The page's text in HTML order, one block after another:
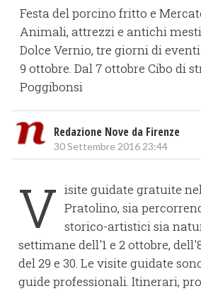
Festa del porcino fritto e
Animali, attrezzi e antichi
Dolce Vernio, tre giorni di
9 ottobre. Dal 7 ottobre Cibo di
Poggibonsi
Redazione Nove da Firenze
30 Settembre 2016 23:44
V isite guidate gratuite
Pratolino, sia
storico-artistici sia
settimane dell'1 e 2 ottobre, dell'8
del 29 e 30. Le visite guidate
guide professionali. Itinerari,